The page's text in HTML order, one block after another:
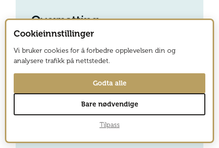
Overnatting
høy standard. Dobbeltrom fra kr 1300.
Melbourne Metropole Central
www.visitmelbourne.com
Cookieinnstillinger
Vi bruker cookies for å forbedre opplevelsen din og
analysere trafikk på nettstedet.
Godta alle
Bare nødvendige
Tilpass